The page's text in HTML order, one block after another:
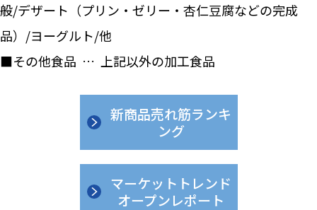
般/デザート（プリン・ゼリー・杏仁豆腐などの完成
品）/ヨーグルト/他
■その他食品 … 上記以外の加工食品
新商品売れ筋ランキ
ング
マーケットトレンド
オープンレポート